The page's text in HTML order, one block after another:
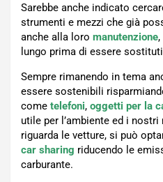
Sarebbe anche indicato
strumenti e mezzi che già
anche alla loro manutenzione,
lungo prima di essere
Sempre rimanendo in tema
essere sostenibili
come telefoni, oggetti per la
utile per l’ambiente ed i
riguarda le vetture, si può
car sharing riducendo le
carburante.